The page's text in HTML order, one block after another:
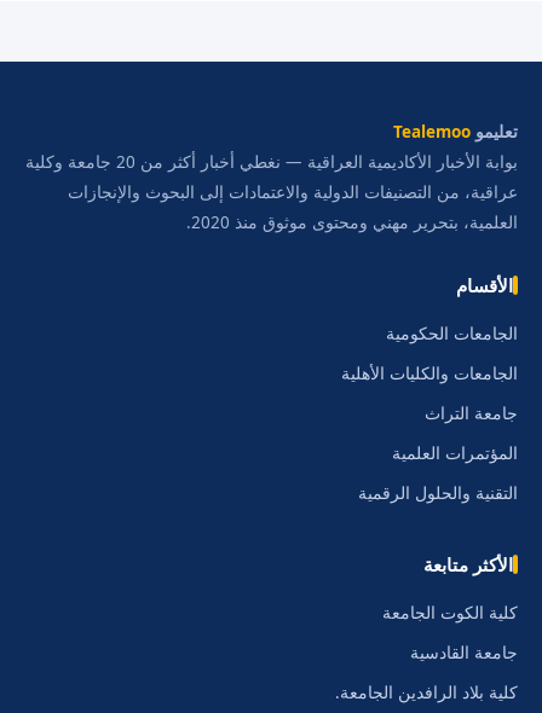
تعليمو Tealemoo
بوابة الأخبار الأكاديمية العراقية — نغطي أخبار أكثر من 20 جامعة وكلية
عراقية، من التصنيفات الدولية والاعتمادات إلى البحوث والإنجازات
العلمية، بتحرير مهني ومحتوى موثوق منذ 2020.
الأقسام
الجامعات الحكومية
الجامعات والكليات الأهلية
جامعة التراث
المؤتمرات العلمية
التقنية والحلول الرقمية
الأكثر متابعة
كلية الكوت الجامعة
جامعة القادسية
كلية بلاد الرافدين الجامعة.